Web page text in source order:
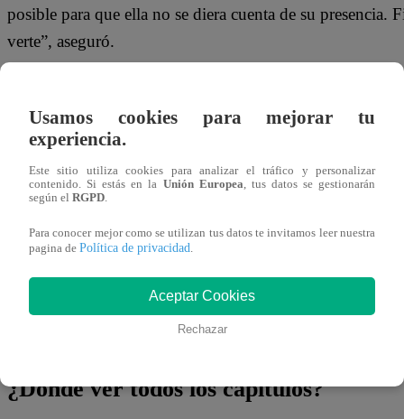
posible para que ella no se diera cuenta de su presencia.
verte”, aseguró.
Undurraga se enfrentarán en el duelo de eliminación.
y generará gran asombro entre los participantes.
Mira el momento que se vivió en “Tierra Brava”
¿Dónde ver todos los capítulos?
Usamos cookies para mejorar tu
experiencia.
Este sitio utiliza cookies para analizar el tráfico y personalizar
contenido. Si estás en la Unión Europea, tus datos se gestionarán
según el RGPD.
Para conocer mejor como se utilizan tus datos te invitamos leer nuestra
pagina de Política de privacidad.
Aceptar Cookies
Rechazar